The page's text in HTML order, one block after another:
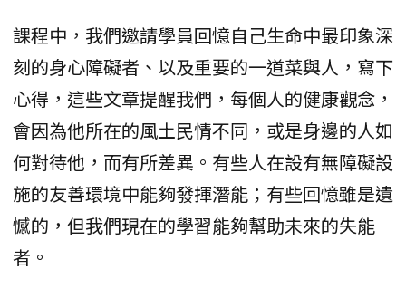
課程中，我們邀請學員回憶自己生命中最印象深
刻的身心障礙者、以及重要的一道菜與人，寫下
心得，這些文章提醒我們，每個人的健康觀念，
會因為他所在的風土民情不同，或是身邊的人如
何對待他，而有所差異。有些人在設有無障礙設
施的友善環境中能夠發揮潛能；有些回憶雖是遺
憾的，但我們現在的學習能夠幫助未來的失能
者。